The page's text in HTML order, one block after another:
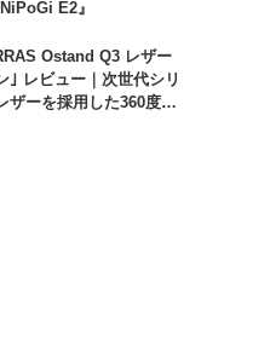
E2』
Ostand Q3 レザー
｣ レビュー｜次世代シリ
ザーを採用した360度回